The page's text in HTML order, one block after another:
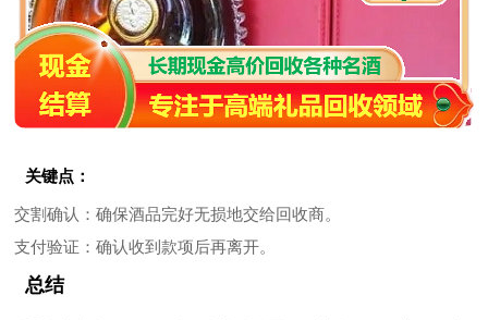
关键点：
交割确认 ：确保酒品完好无损地交给回收商。
支付验证 ：确认收到款项后再离开。
总结